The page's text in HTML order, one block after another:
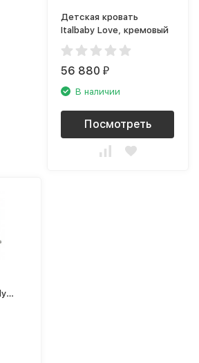
Детская кровать
Italbaby Love, кремовый
56 880₽
В наличии
Посмотреть